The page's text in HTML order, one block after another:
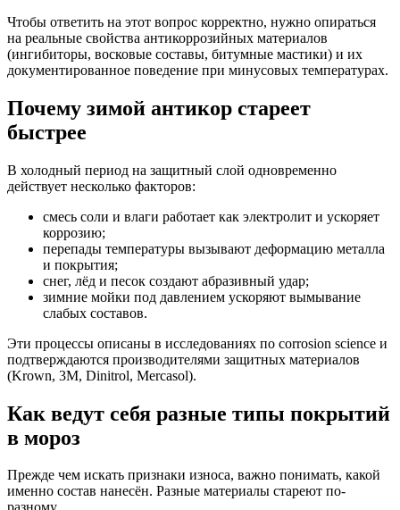
Чтобы ответить на этот вопрос корректно, нужно опираться
на реальные свойства антикоррозийных материалов
(ингибиторы, восковые составы, битумные мастики) и их
документированное поведение при минусовых температурах.
Почему зимой антикор стареет
быстрее
В холодный период на защитный слой одновременно
действует несколько факторов:
смесь соли и влаги работает как электролит и ускоряет
коррозию;
перепады температуры вызывают деформацию металла
и покрытия;
снег, лёд и песок создают абразивный удар;
зимние мойки под давлением ускоряют вымывание
слабых составов.
Эти процессы описаны в исследованиях по corrosion science и
подтверждаются производителями защитных материалов
(Krown, 3M, Dinitrol, Mercasol).
Как ведут себя разные типы покрытий
в мороз
Прежде чем искать признаки износа, важно понимать, какой
именно состав нанесён. Разные материалы стареют по-